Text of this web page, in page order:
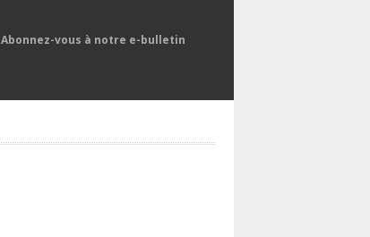
Abonnez-vous à notre e-bulletin